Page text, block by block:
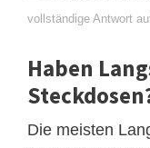
vollständige Antwort
Haben
Die meisten